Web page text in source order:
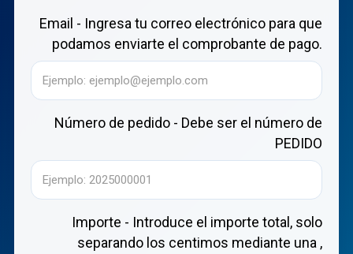
Email - Ingresa tu correo electrónico para que
podamos enviarte el comprobante de pago.
Número de pedido - Debe ser el número de
PEDIDO
Importe - Introduce el importe total, solo
separando los centimos mediante una ,